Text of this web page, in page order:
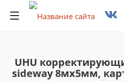
UHU
sideway 8мx5мм,